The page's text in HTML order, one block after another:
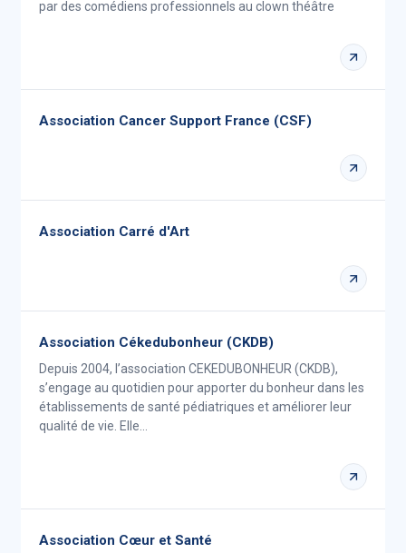
par des comédiens professionnels au clown théâtre
Association Cancer Support France (CSF)
Association Carré d'Art
Association Cékedubonheur (CKDB)
Depuis 2004, l’association CEKEDUBONHEUR (CKDB),
s’engage au quotidien pour apporter du bonheur dans les
établissements de santé pédiatriques et améliorer leur
qualité de vie. Elle…
Association Cœur et Santé